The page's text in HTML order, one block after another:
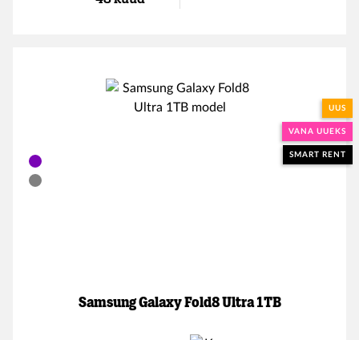
UUS
VANA UUEKS
SMART RENT
Samsung Galaxy Fold8 Ultra 1TB